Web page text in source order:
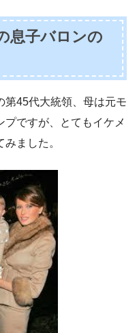
息子バロンの
第45代大統領、母は元モ
ですが、とてもイケメ
ました。